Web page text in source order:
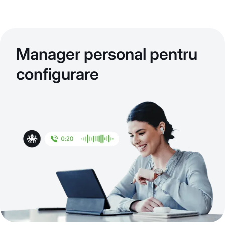
Manager personal pentru
configurare